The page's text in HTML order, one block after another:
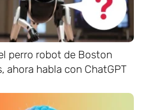
perro robot de Boston
ahora habla con ChatGPT